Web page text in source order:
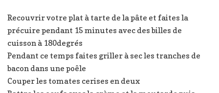
Recouvrir votre plat à tarte de la pâte et faites la
précuire pendant 15 minutes avec des billes de
cuisson à 180degrés
Pendant ce temps faites griller à sec les tranches de
bacon dans une poêle
Couper les tomates cerises en deux